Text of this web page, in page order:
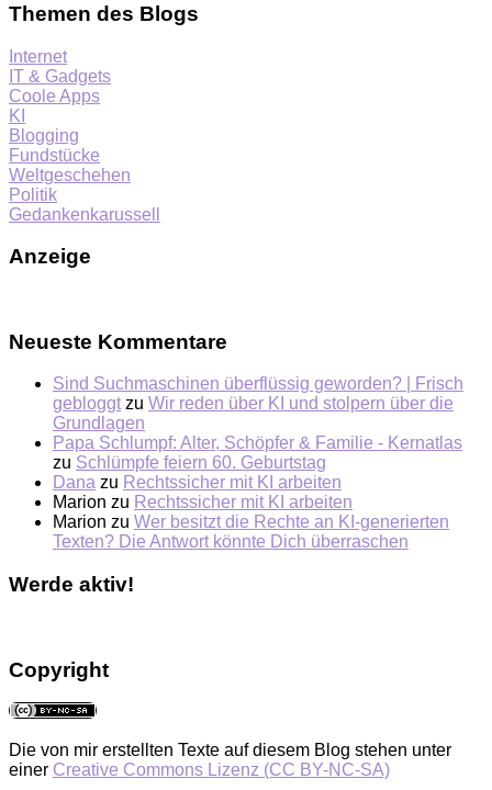
Themen des Blogs
Internet
IT & Gadgets
Coole Apps
KI
Blogging
Fundstücke
Weltgeschehen
Politik
Gedankenkarussell
Anzeige
Neueste Kommentare
Sind Suchmaschinen überflüssig geworden? | Frisch
gebloggtzu Wir reden über KI und stolpern über die
Grundlagen
Papa Schlumpf: Alter, Schöpfer & Familie - Kernatlas
zu Schlümpfe feiern 60. Geburtstag
Dana zu Rechtssicher mit KI arbeiten
Marion zu Rechtssicher mit KI arbeiten
Marion zu Wer besitzt die Rechte an KI-generierten
Texten? Die Antwort könnte Dich überraschen
Werde aktiv!
Copyright
Die von mir erstellten Texte auf diesem Blog stehen unter
einer Creative Commons Lizenz (CC BY-NC-SA)